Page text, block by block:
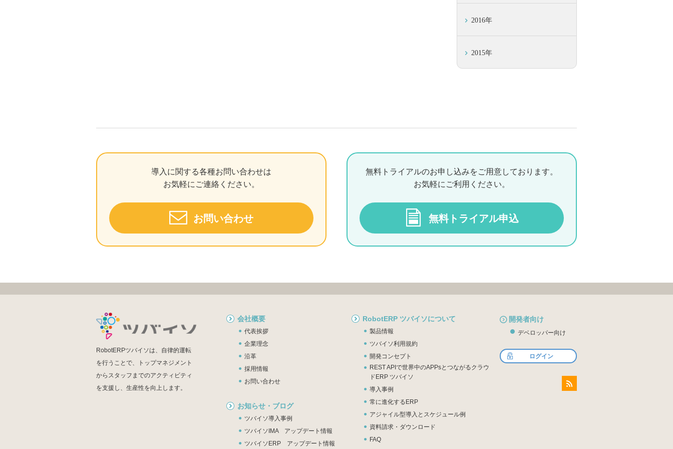
2016年
2015年
導入に関する各種お問い合わせは
お気軽にご連絡ください。
お問い合わせ
無料トライアルのお申し込みをご用意しております。
お気軽にご利用ください。
無料トライアル申込
RobotERPツバイソは、自律的運転
を行うことで、トップマネジメント
からスタッフまでのアクティビティ
を支援し、生産性を向上します。
会社概要
代表挨拶
企業理念
沿革
採用情報
お問い合わせ
お知らせ・ブログ
ツバイソ導入事例
ツバイソIMA アップデート情報
ツバイソERP アップデート情報
RobotERP ツバイソについて
製品情報
ツバイソ利用規約
開発コンセプト
REST APIで世界中のAPPsとつながるクラウ
ドERP ツバイソ
導入事例
常に進化するERP
アジャイル型導入とスケジュール例
資料請求・ダウンロード
FAQ
開発者向け
デベロッパー向け
ログイン